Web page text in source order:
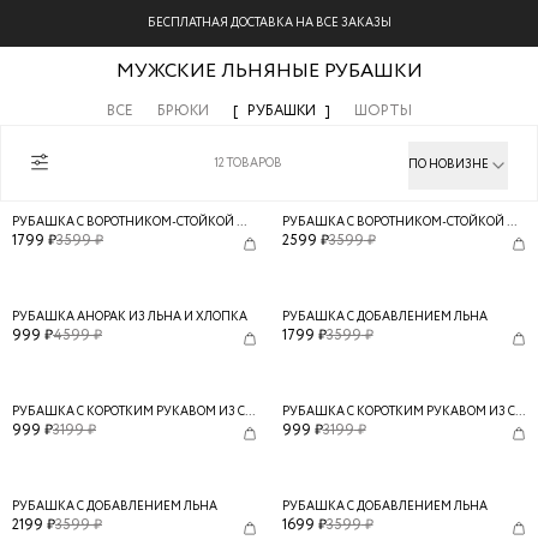
БЕСПЛАТНАЯ ДОСТАВКА НА ВСЕ ЗАКАЗЫ
МУЖСКИЕ ЛЬНЯНЫЕ РУБАШКИ
ВСЕ БРЮКИ РУБАШКИ ШОРТЫ
12ТОВАРОВ ПО НОВИЗНЕ
РУБАШКА С ВОРОТНИКОМ-СТОЙКОЙ ИЗ ЛЬНА
1799 ₽3599₽
РУБАШКА С ВОРОТНИКОМ-СТОЙКОЙ ИЗ ЛЬНА
2599 ₽3599₽
РУБАШКА АНОРАК ИЗ ЛЬНА И ХЛОПКА
999 ₽4599₽
РУБАШКА С ДОБАВЛЕНИЕМ ЛЬНА
1799 ₽3599₽
РУБАШКА С КОРОТКИМ РУКАВОМ ИЗ СМЕСОВОГО ЛЬНА
999 ₽3199₽
РУБАШКА С КОРОТКИМ РУКАВОМ ИЗ СМЕСОВОГО ЛЬНА
999 ₽3199₽
РУБАШКА С ДОБАВЛЕНИЕМ ЛЬНА
2199 ₽3599₽
РУБАШКА С ДОБАВЛЕНИЕМ ЛЬНА
1699 ₽3599₽